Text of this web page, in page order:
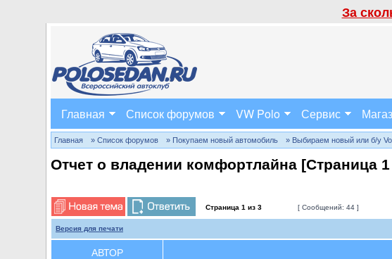
За
Главная Список форумов VW Polo Сервис
Главная » Список форумов » Покупаем новый автомобиль » Выбираем новый или б/у
Отчет о владении комфортлайна [Страница 1
Страница 1 из 3 [ Сообщений: 44 ]
Версия для печати
АВТОР